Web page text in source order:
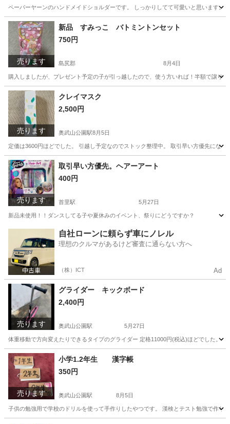
ペーパーヤーンのハンドメイドショルダーです。 しっかりしてて可愛いと思います
沖縄 島尻郡 服/ファッション ショルダーバック
売ります
新品 すみっこ バトミントンセット
750円
島尻郡 8月4日
購入しましたが、プレゼント予定の子が引っ越したので、使う方いれば！半額で譲りま
沖縄 島尻郡 その他 バトミントン
売ります
クレイマスク
2,500円
奥武山公園駅8月5日
定価は3600円ほどでした。 引越し予定なのでストック整理中。 取引早い方優先にな
沖縄 那覇市 奥武山公園駅 マスク
売ります
取引早い方優先。ヘアーアート
400円
首里駅 5月27日
新品未使用！！ダンスしてる子や夏休みのイベント、祭りにどうですか？
首里駅 アクセサリー 新品
自社ローンに頼らず車にノレル
理想のクルマがあるけど審査に通らない方へ
（株）ICT Ad
売ります
グライダー キックボード
2,400円
奥武山公園駅 5月27日
体重移動で方向変えたりできるタイプのグライダー 定格11000円(税込)ほどでした。
沖縄 島尻郡 奥武山公園駅 その他
売ります
小学1.2年生 漢字帳
350円
奥武山公園駅 8月5日
子供の勉強用で学校のドリルを使って手作りしたやつです。 漢検とテスト勉強で作